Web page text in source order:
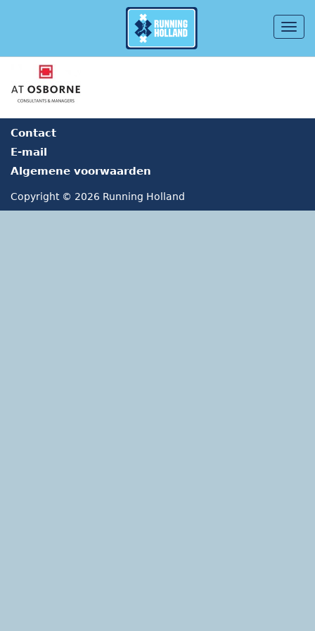
Overslaan en naar de inhoud gaan
Contact
E-mail
Algemene voorwaarden
Copyright © 2026 Running Holland